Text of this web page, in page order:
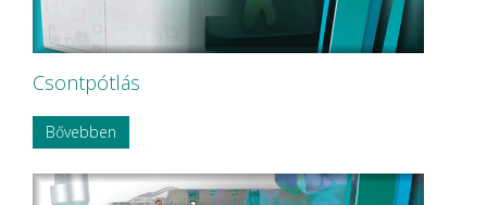
Csontpótlás
Bővebben